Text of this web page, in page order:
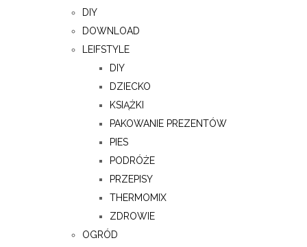
DIY
DOWNLOAD
LEIFSTYLE
DIY
DZIECKO
KSIĄŻKI
PAKOWANIE PREZENTÓW
PIES
PODRÓŻE
PRZEPISY
THERMOMIX
ZDROWIE
OGRÓD